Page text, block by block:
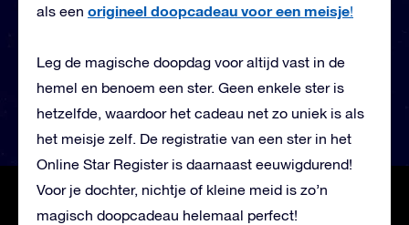
als een origineel doopcadeau voor een meisje!
Leg de magische doopdag voor altijd vast in de
hemel en benoem een ster. Geen enkele ster is
hetzelfde, waardoor het cadeau net zo uniek is als
het meisje zelf. De registratie van een ster in het
Online Star Register is daarnaast eeuwigdurend!
Voor je dochter, nichtje of kleine meid is zo’n
magisch doopcadeau helemaal perfect!